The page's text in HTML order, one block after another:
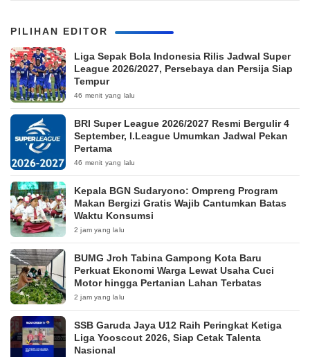
PILIHAN EDITOR
Liga Sepak Bola Indonesia Rilis Jadwal Super
League 2026/2027, Persebaya dan Persija Siap
Tempur
46 menit yang lalu
BRI Super League 2026/2027 Resmi Bergulir 4
September, I.League Umumkan Jadwal Pekan
Pertama
46 menit yang lalu
Kepala BGN Sudaryono: Ompreng Program
Makan Bergizi Gratis Wajib Cantumkan Batas
Waktu Konsumsi
2 jam yang lalu
BUMG Jroh Tabina Gampong Kota Baru
Perkuat Ekonomi Warga Lewat Usaha Cuci
Motor hingga Pertanian Lahan Terbatas
2 jam yang lalu
SSB Garuda Jaya U12 Raih Peringkat Ketiga
Liga Yooscout 2026, Siap Cetak Talenta
Nasional